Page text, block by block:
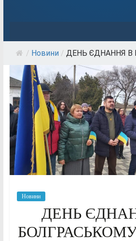
/ Новини / ДЕНЬ ЄДНАННЯ В
Новини
ДЕНЬ